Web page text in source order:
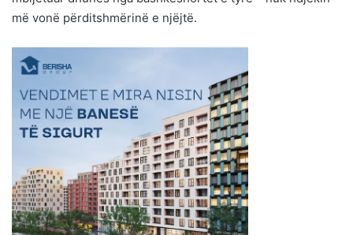
më vonë përditshmërinë e njëjtë.